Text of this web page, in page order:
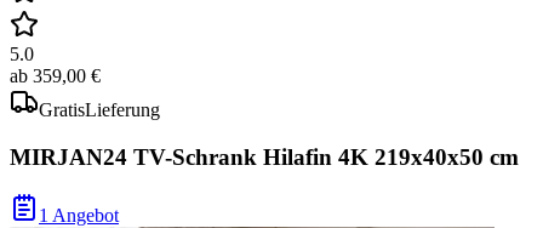
5.0
ab 359,00 €
GratisLieferung
MIRJAN24 TV-Schrank Hilafin 4K 219x40x50 cm
1 Angebot